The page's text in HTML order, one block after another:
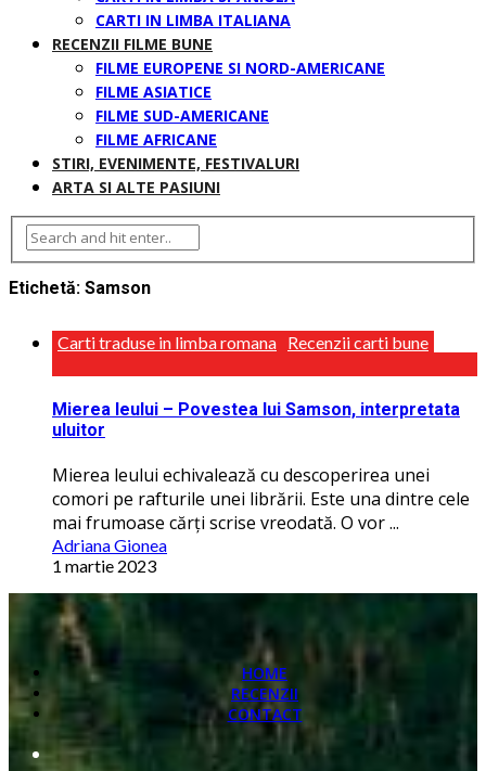
CARTI IN LIMBA ITALIANA
RECENZII FILME BUNE
FILME EUROPENE SI NORD-AMERICANE
FILME ASIATICE
FILME SUD-AMERICANE
FILME AFRICANE
STIRI, EVENIMENTE, FESTIVALURI
ARTA SI ALTE PASIUNI
Etichetă: Samson
Carti traduse in limba romana Recenzii carti bune
Mierea leului – Povestea lui Samson, interpretata
uluitor
Mierea leului echivalează cu descoperirea unei
comori pe rafturile unei librării. Este una dintre cele
mai frumoase cărţi scrise vreodată. O vor ...
Adriana Gionea
1 martie 2023
HOME
RECENZII
CONTACT